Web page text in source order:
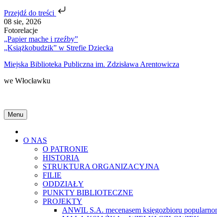
Przejdź do treści
Skip
to
content
08 sie, 2026
Fotorelacje
„Papier mache i rzeźby”
„Książkobudzik” w Strefie Dziecka
Miejska Biblioteka Publiczna im. Zdzisława Arentowicza
we Włocławku
Menu
O NAS
O PATRONIE
HISTORIA
STRUKTURA ORGANIZACYJNA
FILIE
ODDZIAŁY
PUNKTY BIBLIOTECZNE
PROJEKTY
ANWIL S.A. mecenasem księgozbioru